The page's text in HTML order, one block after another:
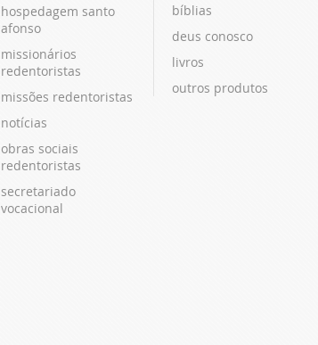
hospedagem santo
afonso
missionários
redentoristas
missões redentoristas
notícias
obras sociais
redentoristas
secretariado
vocacional
bíblias
deus conosco
livros
outros produtos